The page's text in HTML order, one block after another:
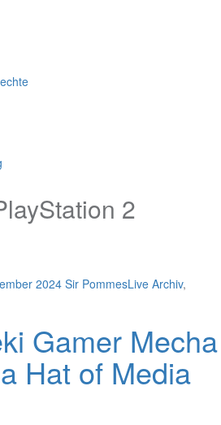
2
2024 Sir PommesLive Archiv,
Gamer Mecha
Hat of Media